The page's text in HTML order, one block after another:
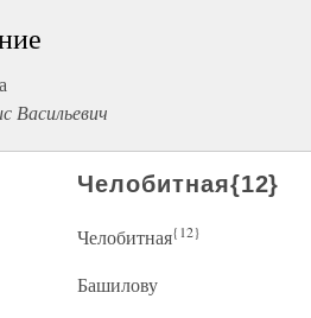
Васильевич
Челобитная{12}
Челобитная{12}
Башилову